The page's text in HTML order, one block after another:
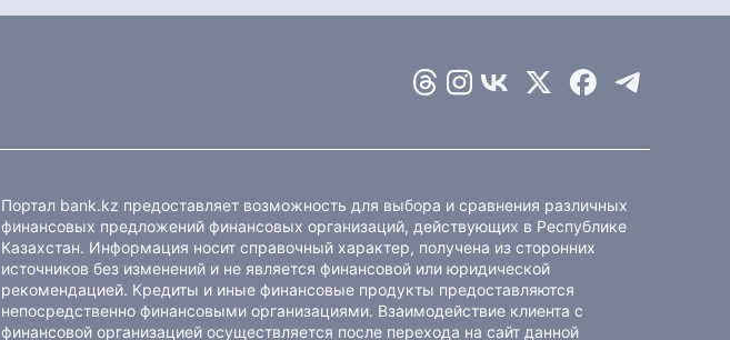
Портал bank.kz предоставляет возможность для выбора и сравнения различных
финансовых предложений финансовых организаций, действующих в Республике
Казахстан. Информация носит справочный характер, получена из сторонних
источников без изменений и не является финансовой или юридической
рекомендацией. Кредиты и иные финансовые продукты предоставляются
непосредственно финансовыми организациями. Взаимодействие клиента с
финансовой организацией осуществляется после перехода на сайт данной